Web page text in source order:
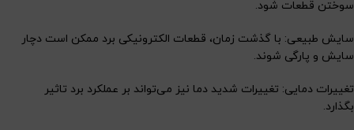
سوختن قطعات شود.
سایش طبیعی: با گذشت زمان، قطعات الکترونیکی برد ممکن است دچار
سایش و پارگی شوند.
تغییرات دمایی: تغییرات شدید دما نیز می‌تواند بر عملکرد برد تاثیر
بگذارد.